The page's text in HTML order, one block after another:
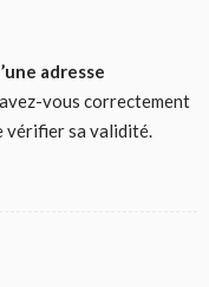
adresse
vous correctement
vérifier sa validité.